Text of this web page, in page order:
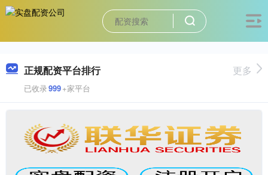
正规配资平台排行
已收录999+家平台
更多